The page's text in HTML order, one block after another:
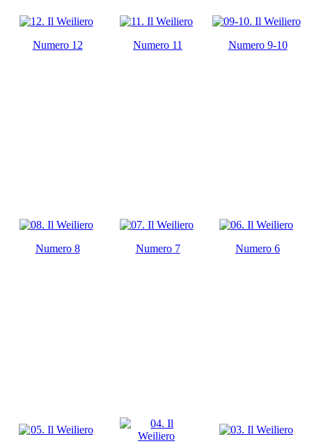
Numero 12 Numero 11 Numero 9-10
Numero 8 Numero 7 Numero 6